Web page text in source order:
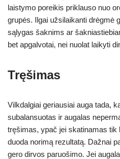
laistymo poreikis priklauso nuo
grupės. Ilgai užsilaikanti drėgmė
sąlygas šaknims ar
bet apgalvotai, nei nuolat laikyti
Tręšimas
Vilkdalgiai geriausiai auga tada,
subalansuotas ir augalas
tręšimas, ypač jei skatinamas tik
duoda norimą rezultatą. Dažnai
gero dirvos paruošimo. Jei